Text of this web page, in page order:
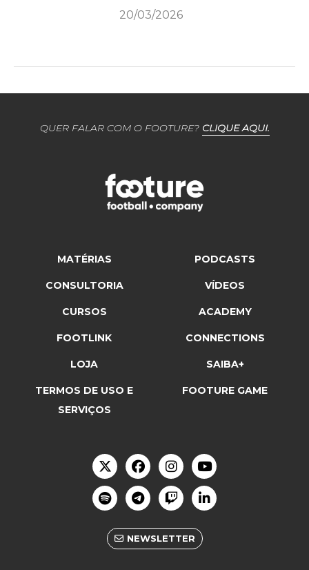
20/03/2026
QUER FALAR COM O FOOTURE? CLIQUE AQUI.
MATÉRIAS PODCASTS
CONSULTORIA VÍDEOS
CURSOS ACADEMY
FOOTLINK CONNECTIONS
LOJA SAIBA+
TERMOS DE USO E
SERVIÇOS
FOOTURE GAME
NEWSLETTER